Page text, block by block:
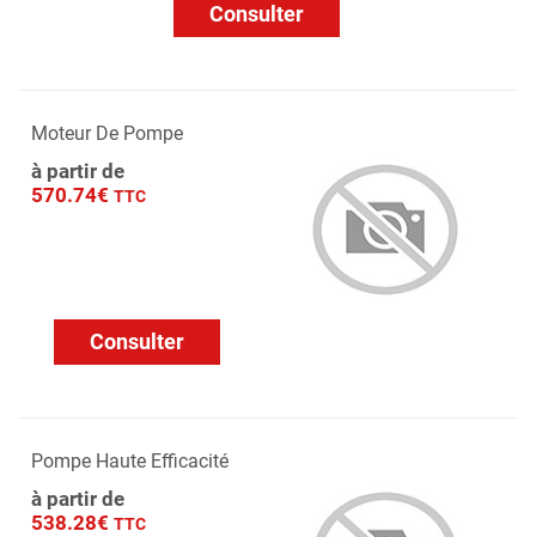
Consulter
Moteur De Pompe
à partir de
570.74€ TTC
Consulter
Pompe Haute Efficacité
à partir de
538.28€ TTC